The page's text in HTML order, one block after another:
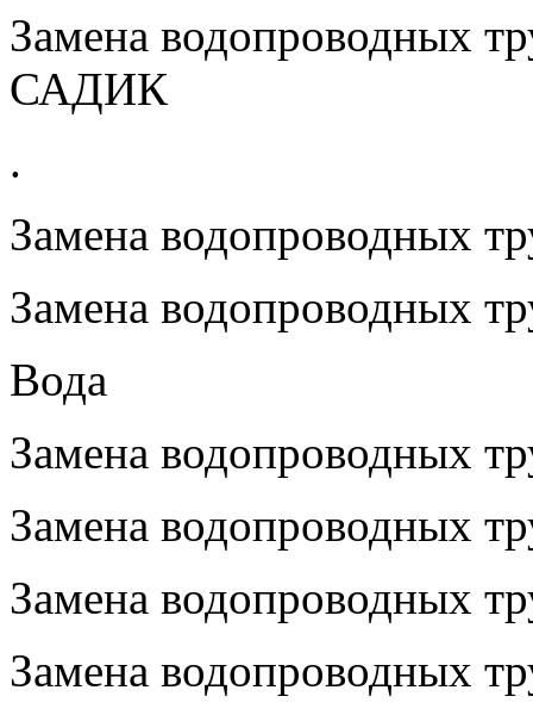
Замена водопроводных
САДИК
.
Замена водопроводных
Замена водопроводных
Вода
Замена водопроводных
Замена водопроводных
Замена водопроводных
Замена водопроводных